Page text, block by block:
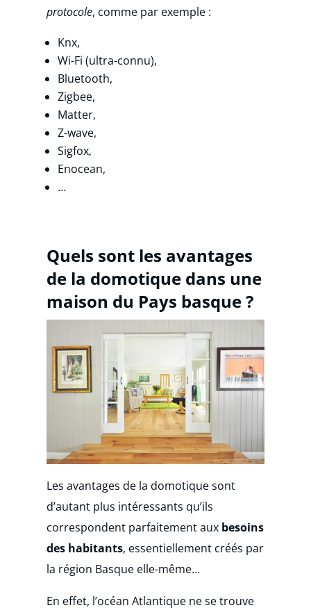
protocole, comme par exemple :
Knx,
Wi-Fi (ultra-connu),
Bluetooth,
Zigbee,
Matter,
Z-wave,
Sigfox,
Enocean,
…
Quels sont les avantages
de la domotique dans une
maison du Pays basque ?
Les avantages de la domotique sont
d’autant plus intéressants qu’ils
correspondent parfaitement aux besoins
des habitants, essentiellement créés par
la région Basque elle-même…
En effet, l’océan Atlantique ne se trouve